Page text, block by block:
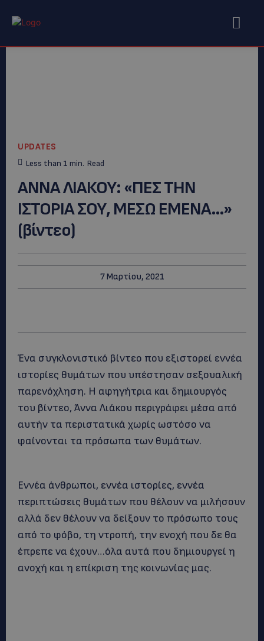
UPDATES
Less than 1 min. Read
ANNA ΛΙΑΚΟΥ: «ΠΕΣ ΤΗΝ
ΙΣΤΟΡΙΑ ΣΟΥ, ΜΕΣΩ ΕΜΕΝΑ…»
(βίντεο)
7 Μαρτίου, 2021
Ένα συγκλονιστικό βίντεο που εξιστορεί εννέα
ιστορίες θυμάτων που υπέστησαν σεξουαλική
παρενόχληση. Η αφηγήτρια και δημιουργός
του βίντεο, Άννα Λιάκου περιγράφει μέσα από
αυτήν τα περιστατικά χωρίς ωστόσο να
φαίνονται τα πρόσωπα των θυμάτων.
Εννέα άνθρωποι, εννέα ιστορίες, εννέα
περιπτώσεις θυμάτων που θέλουν να μιλήσουν
αλλά δεν θέλουν να δείξουν το πρόσωπο τους
από το φόβο, τη ντροπή, την ενοχή που δε θα
έπρεπε να έχουν…όλα αυτά που δημιουργεί η
ανοχή και η επίκριση της κοινωνίας μας.